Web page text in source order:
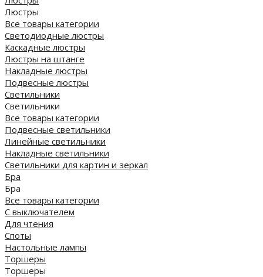
Люстры
Все товары категории
Светодиодные люстры
Каскадные люстры
Люстры на штанге
Накладные люстры
Подвесные люстры
Светильники
Светильники
Все товары категории
Подвесные светильники
Линейные светильники
Накладные светильники
Светильники для картин и зеркал
Бра
Бра
Все товары категории
С выключателем
Для чтения
Споты
Настольные лампы
Торшеры
Торшеры